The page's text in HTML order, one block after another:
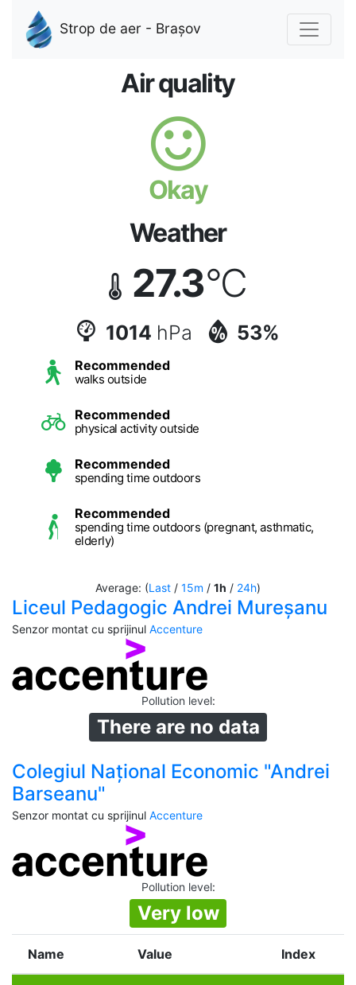
Strop de aer - Brașov
Air quality
Okay
Weather
27.3°C
1014 hPa 53%
Recommended
walks outside
Recommended
physical activity outside
Recommended
spending time outdoors
Recommended
spending time outdoors (pregnant, asthmatic,
elderly)
Average: (Last / 15m / 1h / 24h)
Liceul Pedagogic Andrei Mureșanu
Senzor montat cu sprijinul Accenture
Pollution level:
There are no data
Colegiul Național Economic "Andrei
Barseanu"
Senzor montat cu sprijinul Accenture
Pollution level:
Very low
Name Value Index